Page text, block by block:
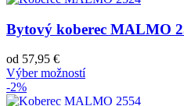
Bytový koberec MALMO
od 57,95 €
Výber možností
-2%